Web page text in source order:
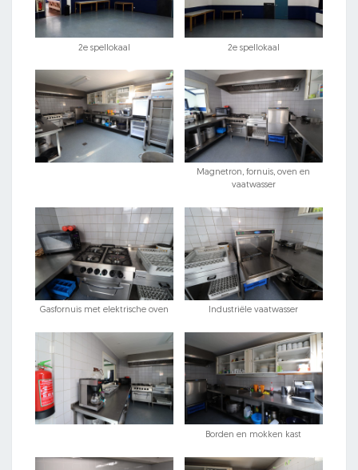
2e spellokaal 2e spellokaal
Magnetron, fornuis, oven en
vaatwasser
Gasfornuis met elektrische oven Industriële vaatwasser
Borden en mokken kast